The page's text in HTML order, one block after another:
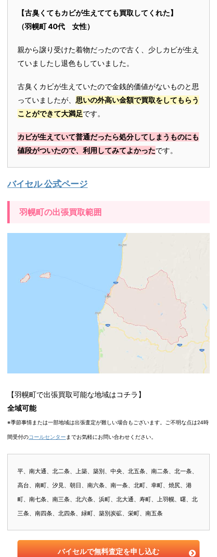
【古臭くてもカビが生えてても買取してくれた】
（羽幌町 40代 女性）
親から譲り受けた着物だったので古く、少しカビが生え
ていましたし退色もしていました。
古臭くカビが生えていたので金銭的価値がないものと思
っていましたが、 思いの外高い金額で買取をしてもらう
ことができて大満足です。
カビが生えていて普通だったら処分してしまうものにも
値段がついたので、利用してみてよかったです。
バイセル 公式ページ
羽幌町の出張買取範囲
【羽幌町で出張買取可能な地域はコチラ】
全域可能
※季節事情または一部地域は出張査定が難しい場合もございます。ご不明な点は24時
間受付のコールセンター までお気軽にお問い合わせください。
平、南大通、北二条、上築、築別、中央、北五条、南二条、北一条、
高台、南町、汐見、朝日、南六条、南一条、北町、幸町、焼尻、港
町、南七条、南三条、北六条、浜町、北大通、寿町、上羽幌、曙、北
三条、南四条、北四条、緑町、築別炭砿、栄町、南五条
バイセルで無料査定を申し込む